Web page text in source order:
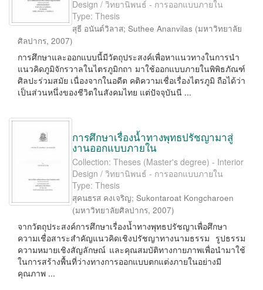
Design / วิทยานิพนธ์ - การออกแบบภายใน
Type: Thesis
สุธี อนันต์วิลาส; Suthee Ananvilas (มหาวิทยาลัย
ศิลปากร, 2007)
การศึกษาและออกแบบนี้มีวัตถุประสงค์เพื่อหาแนวทางในการนำ
แนวคิดภูมิจักรวาลในไตรภูมิกถา มาใช้ออกแบบภายในพิพิธภัณฑ์
ศิลปะร่วมสมัย เนื่องจากในอดีต คติความเชื่อเรื่องไตรภูมิ ถือได้ว่า
เป็นส่วนหนึ่งของชีวิตในสังคมไทย แต่ปัจจุบันนี ...
การศึกษาเรื่องน้ำทางพุทธปรัชญามาสู่
งานออกแบบภายใน
Collection: Theses (Master's degree) - Interior
Design / วิทยานิพนธ์ - การออกแบบภายใน
Type: Thesis
สุคนธรส คงเจริญ; Sukontaroat Kongcharoen
(มหาวิทยาลัยศิลปากร, 2007)
จากวัตถุประสงค์การศึกษาเรื่องน้ำทางพุทธปรัชญาเพื่อศึกษา
ความเชื่อสาระสำคัญแนวคิดเชิงปรัชญาทางนามธรรม รูปธรรม
ความหมายเชิงสัญลักษณ์ และคุณสมบัติทางกายภาพเพื่อนำมาใช้
ในการสร้างพื้นที่ว่างทางการออกแบบตกแต่งภายในอย่างมี
คุณภาพ ...